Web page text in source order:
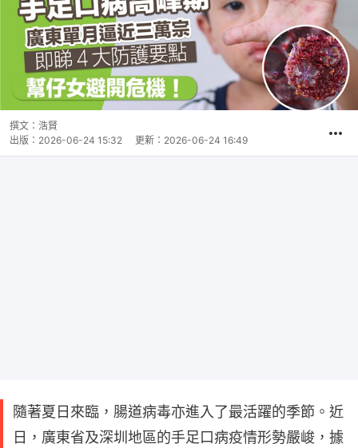
撰文： 浩賢
出版： 2026-06-24 15:32 更新： 2026-06-24 16:49
隨著夏日來臨，腸道病毒亦進入了最活躍的季節。近
日，廣東省及深圳地區的手足口病疫情形勢嚴峻，據